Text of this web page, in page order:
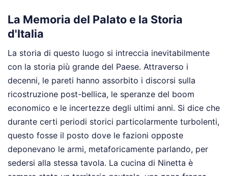
La Memoria del Palato e la Storia
d'Italia
La storia di questo luogo si intreccia inevitabilmente
con la storia più grande del Paese. Attraverso i
decenni, le pareti hanno assorbito i discorsi sulla
ricostruzione post-bellica, le speranze del boom
economico e le incertezze degli ultimi anni. Si dice che
durante certi periodi storici particolarmente turbolenti,
questo fosse il posto dove le fazioni opposte
deponevano le armi, metaforicamente parlando, per
sedersi alla stessa tavola. La cucina di Ninetta è